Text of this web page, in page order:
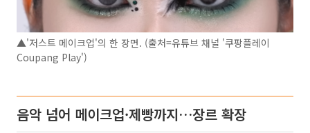
▲'저스트 메이크업'의 한 장면. (출처=유튜브 채널 '쿠팡플레이
Coupang Play')
음악 넘어 메이크업·제빵까지…장르 확장